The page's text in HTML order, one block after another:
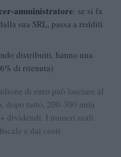
amministratore: se si fa
sua SRL, passa a redditi
distribuiti, hanno una
di ritenuta)
di euro può lasciare al
dopo tutto, 200-300 mila
dividendi. I numeri reali
e dai costi.